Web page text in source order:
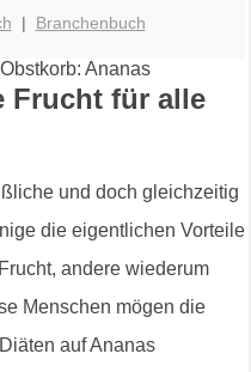
| Branchenbuch
Frucht für alle
und doch gleichzeitig
die eigentlichen Vorteile
andere wiederum
Menschen mögen die
auf Ananas